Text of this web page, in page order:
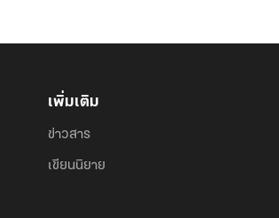
เพิ่มเติม
ข่าวสาร
เขียนนิยาย